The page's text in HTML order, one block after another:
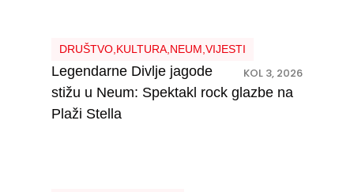
DRUŠTVO, KULTURA, NEUM VIJESTI
KOL 3, 2026
Legendarne Divlje jagode
stižu u Neum: Spektakl rock glazbe na
Plaži Stella